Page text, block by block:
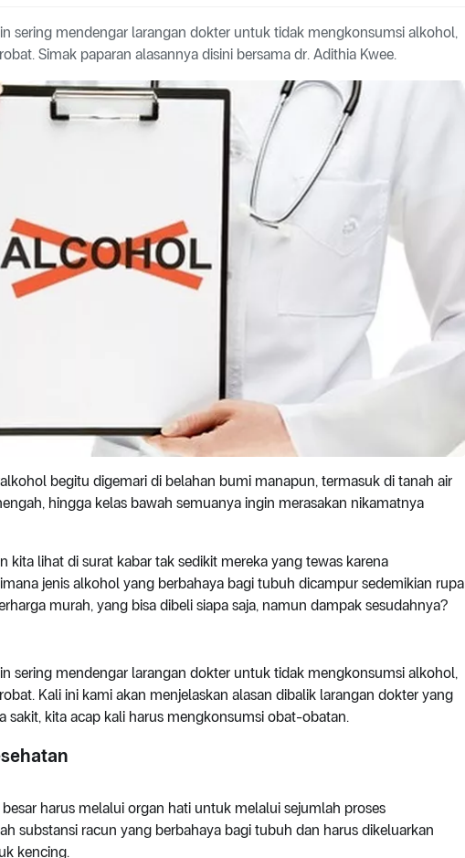
sering mendengar larangan dokter untuk tidak mengkonsumsi alkohol,
Simak paparan alasannya disini bersama dr. Adithia Kwee.
begitu digemari di belahan bumi manapun, termasuk di tanah air
hingga kelas bawah semuanya ingin merasakan nikamatnya
kita lihat di surat kabar tak sedikit mereka yang tewas karena
jenis alkohol yang berbahaya bagi tubuh dicampur sedemikian rupa
murah, yang bisa dibeli siapa saja, namun dampak sesudahnya?
sering mendengar larangan dokter untuk tidak mengkonsumsi alkohol,
Kali ini kami akan menjelaskan alasan dibalik larangan dokter yang
sakit, kita acap kali harus mengkonsumsi obat-obatan.
harus melalui organ hati untuk melalui sejumlah proses
substansi racun yang berbahaya bagi tubuh dan harus dikeluarkan
kencing.